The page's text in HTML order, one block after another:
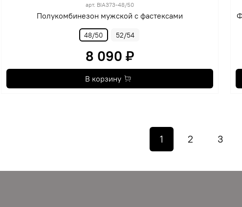
арт. BIA373-48/50
Полукомбинезон мужской с фастексами
48/50 52/54
8 090 ₽
В корзину
1 2 3